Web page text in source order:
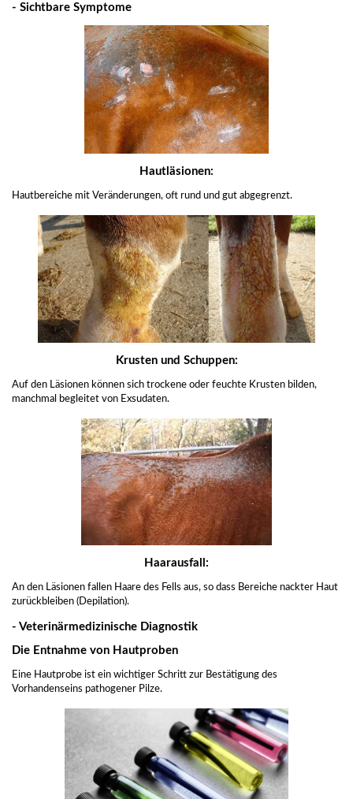
- Sichtbare Symptome
Hautläsionen:
Hautbereiche mit Veränderungen, oft rund und gut abgegrenzt.
Krusten und Schuppen:
Auf den Läsionen können sich trockene oder feuchte Krusten bilden,
manchmal begleitet von Exsudaten.
Haarausfall:
An den Läsionen fallen Haare des Fells aus, so dass Bereiche nackter Haut
zurückbleiben (Depilation).
- Veterinärmedizinische Diagnostik
Die Entnahme von Hautproben
Eine Hautprobe ist ein wichtiger Schritt zur Bestätigung des
Vorhandenseins pathogener Pilze.